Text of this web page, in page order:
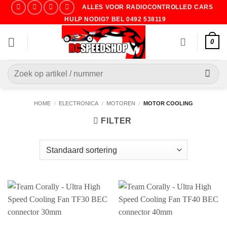
ALLES VOOR RADIOCONTROLLED CARS
HULP NODIG? BEL 0492 538119
0
Zoeken
naar:
HOME / ELECTRONICA / MOTOREN / MOTOR COOLING
FILTER